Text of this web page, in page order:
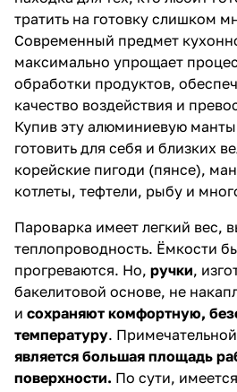
тратить на готовку слишком
Современный предмет
максимально упрощает
обработки продуктов,
качество воздействия и
Купив эту алюминиевую
готовить для себя и близких
корейские пигоди (пянсе),
котлеты, тефтели, рыбу и
Пароварка имеет легкий вес,
теплопроводность. Ёмкости
прогреваются. Но, ручки,
бакелитовой основе, не
и сохраняют комфортную,
температуру. Примечательной
является большая площадь
поверхности. По сути,